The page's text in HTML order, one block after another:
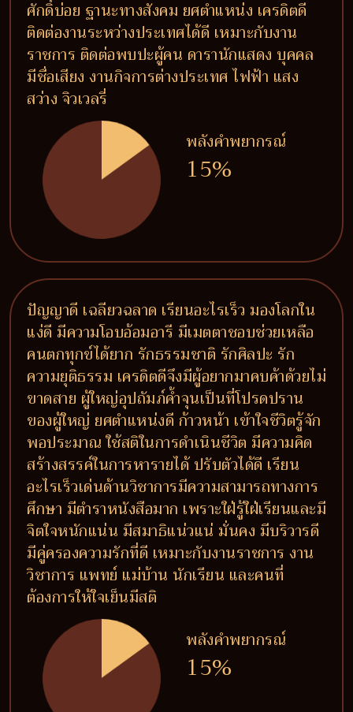
ศักดิ์บ่อย ฐานะทางสังคม ยศตำแหน่ง เครดิตดี
ติดต่องานระหว่างประเทศได้ดี เหมาะกับงาน
ราชการ ติดต่อพบปะผู้คน ดารานักแสดง บุคคล
มีชื่อเสียง งานกิจการต่างประเทศ ไฟฟ้า แสง
สว่าง จิวเวลรี่
พลังคำพยากรณ์
15%
ปัญญาดี เฉลียวฉลาด เรียนอะไรเร็ว มองโลกใน
แง่ดี มีความโอบอ้อมอารี มีเมตตาชอบช่วยเหลือ
คนตกทุกข์ได้ยาก รักธรรมชาติ รักศิลปะ รัก
ความยุติธรรม เครดิตดีจึงมีผู้อยากมาคบค้าด้วยไม่
ขาดสาย ผู้ใหญ่อุปถัมภ์ค้ำจุนเป็นที่โปรดปราน
ของผู้ใหญ่ ยศตำแหน่งดี ก้าวหน้า เข้าใจชีวิตรู้จัก
พอประมาณ ใช้สติในการดำเนินชีวิต มีความคิด
สร้างสรรค์ในการหารายได้ ปรับตัวได้ดี เรียน
อะไรเร็วเด่นด้านวิชาการมีความสามารถทางการ
ศึกษา มีตำราหนังสือมาก เพราะใฝ่รู้ใฝ่เรียนและมี
จิตใจหนักแน่น มีสมาธิแน่วแน่ มั่นคง มีบริวารดี
มีคู่ครองความรักที่ดี เหมาะกับงานราชการ งาน
วิชาการ แพทย์ แม่บ้าน นักเรียน และคนที่
ต้องการให้ใจเย็นมีสติ
พลังคำพยากรณ์
15%